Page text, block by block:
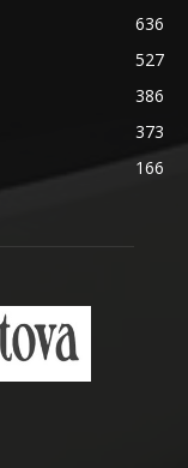
636
527
386
373
166